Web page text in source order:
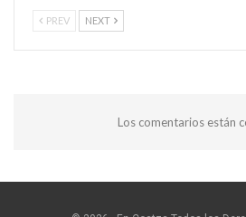
PREV NEXT
Los comentarios están